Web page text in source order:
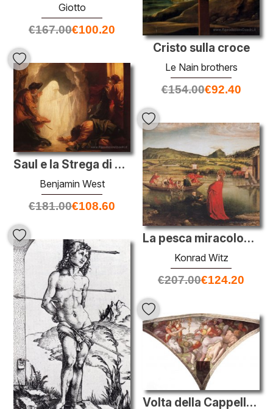
Cristo sulla croce
Le Nain brothers
€154.00€92.40
Giotto
€167.00€100.20
Saul e la Strega di Endor
Benjamin West
€181.00€108.60
La pesca miracolosa (altare di Pietro)
Konrad Witz
€207.00€124.20
Volta della Cappella Sistina: Il serpente di bronzo